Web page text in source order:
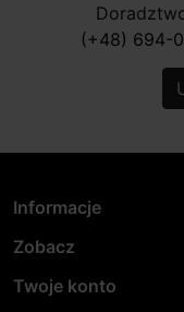
(+48) 694-
Informacje
Zobacz
Twoje konto